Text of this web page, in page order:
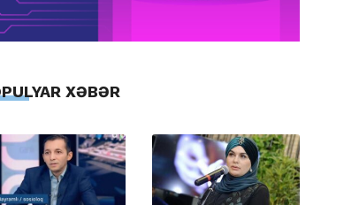
XƏBƏR